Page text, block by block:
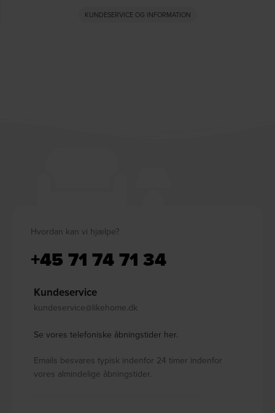
KUNDESERVICE OG INFORMATION
Hvordan kan vi hjælpe?
+45 71 74 71 34
Kundeservice
kundeservice@likehome.dk
Se vores telefoniske åbningstider her.
Emails besvares typisk indenfor 24 timer indenfor
vores almindelige åbningstider.